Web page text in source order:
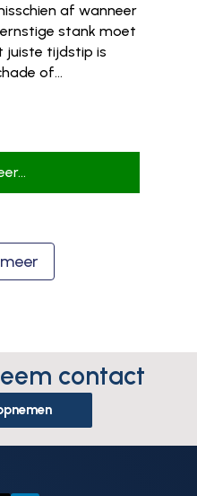
af wanneer
stank moet
juiste tijdstip is
of...
contact